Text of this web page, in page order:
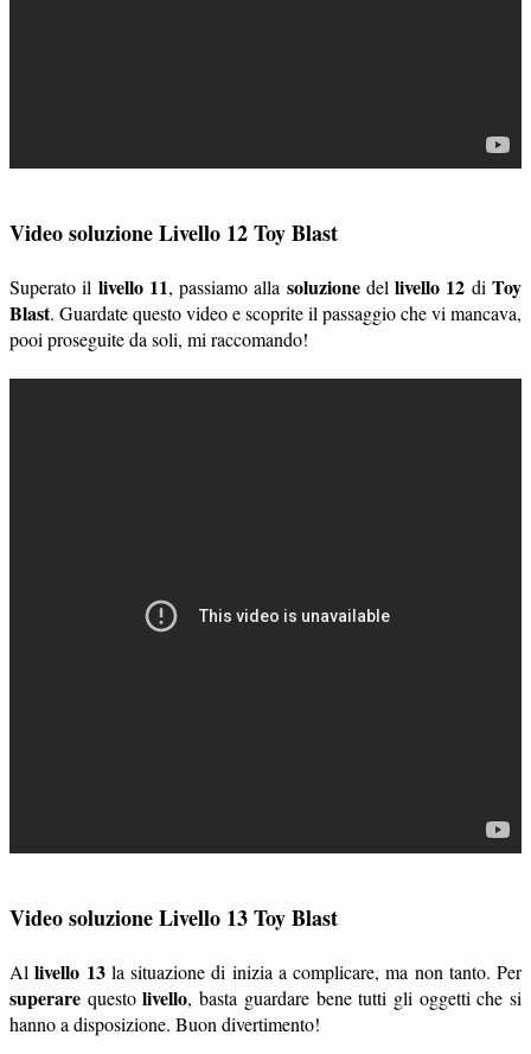
Video soluzione Livello 12 Toy Blast
Superato il livello 11, passiamo alla soluzionedellivello 12 diToy
Blast. Guardate questo video e scoprite il passaggio che vi mancava,
pooi proseguite da soli, mi raccomando!
Video soluzione Livello 13 Toy Blast
Allivello 13la situazione di inizia a complicare, ma non tanto. Per
superare questolivello, basta guardare bene tutti gli oggetti che si
hanno a disposizione. Buon divertimento!